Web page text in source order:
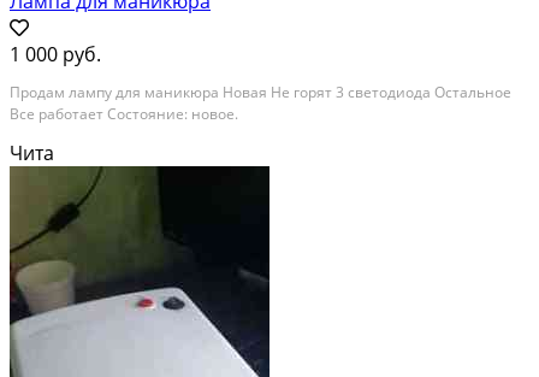
1 000 руб.
Продам лампу для маникюра Новая Не горят 3 светодиода Остальное
Все работает Состояние: новое.
Чита